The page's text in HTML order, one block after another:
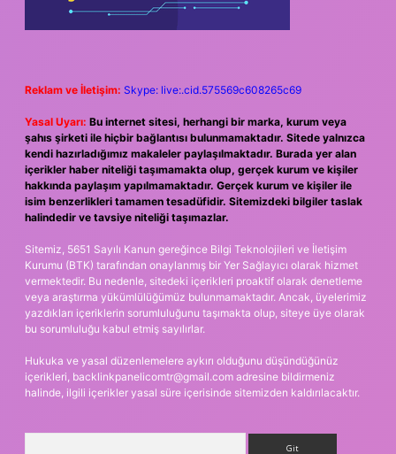
Reklam ve İletişim: Skype: live:.cid.575569c608265c69
Yasal Uyarı: Bu internet sitesi, herhangi bir marka, kurum veya
şahıs şirketi ile hiçbir bağlantısı bulunmamaktadır. Sitede yalnızca
kendi hazırladığımız makaleler paylaşılmaktadır. Burada yer alan
içerikler haber niteliği taşımamakta olup, gerçek kurum ve kişiler
hakkında paylaşım yapılmamaktadır. Gerçek kurum ve kişiler ile
isim benzerlikleri tamamen tesadüfidir. Sitemizdeki bilgiler taslak
halindedir ve tavsiye niteliği taşımazlar.
Sitemiz, 5651 Sayılı Kanun gereğince Bilgi Teknolojileri ve İletişim
Kurumu (BTK) tarafından onaylanmış bir Yer Sağlayıcı olarak hizmet
vermektedir. Bu nedenle, sitedeki içerikleri proaktif olarak denetleme
veya araştırma yükümlülüğümüz bulunmamaktadır. Ancak, üyelerimiz
yazdıkları içeriklerin sorumluluğunu taşımakta olup, siteye üye olarak
bu sorumluluğu kabul etmiş sayılırlar.
Hukuka ve yasal düzenlemelere aykırı olduğunu düşündüğünüz
içerikleri, backlinkpanelicomtr@gmail.com adresine bildirmeniz
halinde, ilgili içerikler yasal süre içerisinde sitemizden kaldırılacaktır.